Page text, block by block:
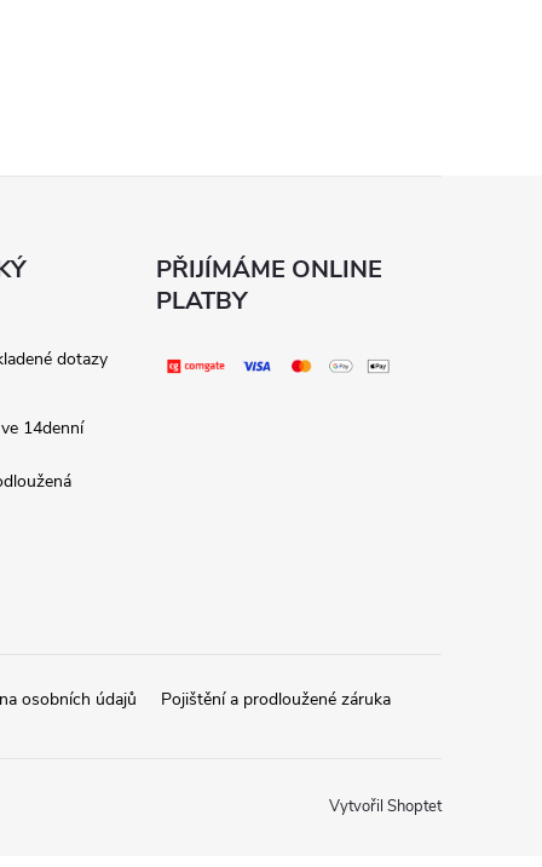
dotazy
14denní
PŘIJÍMÁME ONLINE
PLATBY
osobních údajů Pojištění a prodloužené záruka
Vytvořil Shoptet